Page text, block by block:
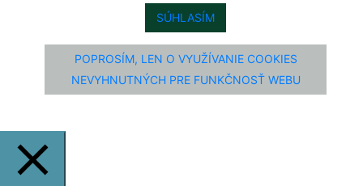
SÚHLASÍM
POPROSÍM, LEN O VYUŽÍVANIE COOKIES
NEVYHNUTNÝCH PRE FUNKČNOSŤ WEBU